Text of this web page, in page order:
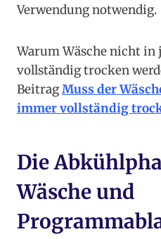
Verwendung notwendig.
Warum Wäsche nicht in
vollständig trocken
BeitragMuss der
immer vollständig
Die
Wäsche und